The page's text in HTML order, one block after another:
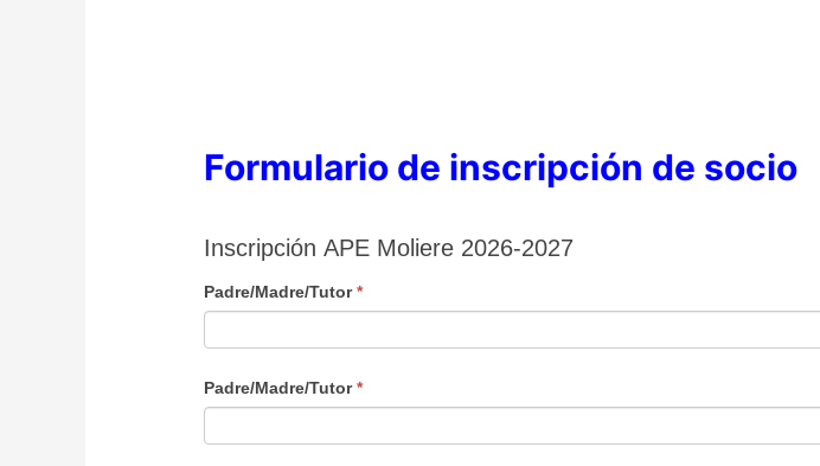
Formulario de inscripción de socio
Inscripción
Moliere
Inscripción APE Moliere 2026-2027
Padre/Madre/Tutor*
Padre/Madre/Tutor*